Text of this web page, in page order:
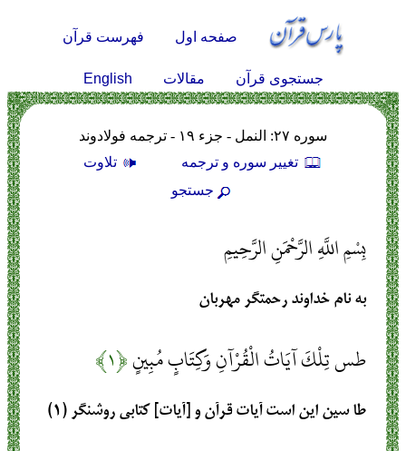
صفحه اول فهرست قرآن
جستجوی قرآن مقالات English
سوره ۲۷: النمل - جزء ۱۹ - ترجمه فولادوند
تغيير سوره و ترجمه
تلاوت
جستجو
بِسْمِ اللَّهِ الرَّحْمَنِ الرَّحِيمِ
به نام خداوند رحمتگر مهربان
طس تِلْكَ آيَاتُ الْقُرْآنِ وَكِتَابٍ مُبِينٍ﴿۱﴾
طا سين اين است آيات قرآن و [آيات] كتابى روشنگر (۱)